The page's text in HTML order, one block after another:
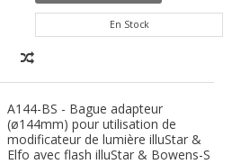
En Stock
A144-BS - Bague adapteur
(ø144mm) pour utilisation de
modificateur de lumière illuStar &
Elfo avec flash illuStar & Bowens-S